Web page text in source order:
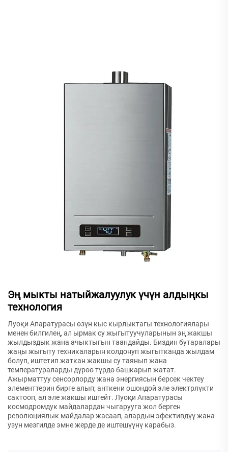
Эң мыкты натыйжалуулук үчүн алдыңкы
технология
Луоқи Апаратурасы өзүн кыс кырлыктагы технологиялары
менен билгилең, ал ырмак су жыгытуучуларынын эң жакшы
жылдыздык жана ачыктыгын таандайды. Биздин бутаралары
жаңы жыгыту техникаларын колдонуп жыгытканда жылдам
болуп, иштетип жаткан жакшы су таянып жана
температураларды дүрөө түрдө башкарып жатат.
Ажырматтуу сенсорлорду жана энергиясын берсек чектеу
элементтерин бирге алып; анткени ошондой эле электрлүкти
сактооп, ал эле жакшы иштейт. Луоқи Апаратурасы
космодромдук майдалардан чыгарууга жол берген
революциялык майдалар жасаап, алардын эфективдүү жана
узун мезгилде эмне жерде де иштешүүнү карабыз.